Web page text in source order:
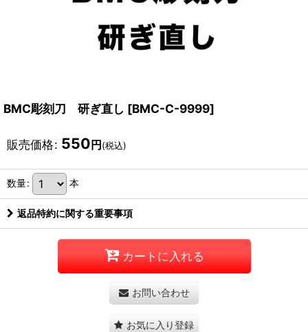
BMC彫刻刀 研ぎ直し [BMC-C-9999]
販売価格: 550円(税込)
数量: 本
返品特約に関する重要事項
カートに入れる
お問い合わせ
お気に入り登録